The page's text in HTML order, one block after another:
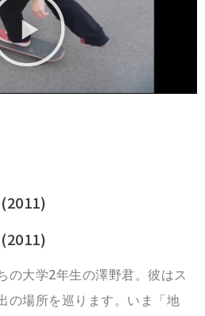
の大学2年生の澤野君。彼はス
の場所を巡ります。いま「地